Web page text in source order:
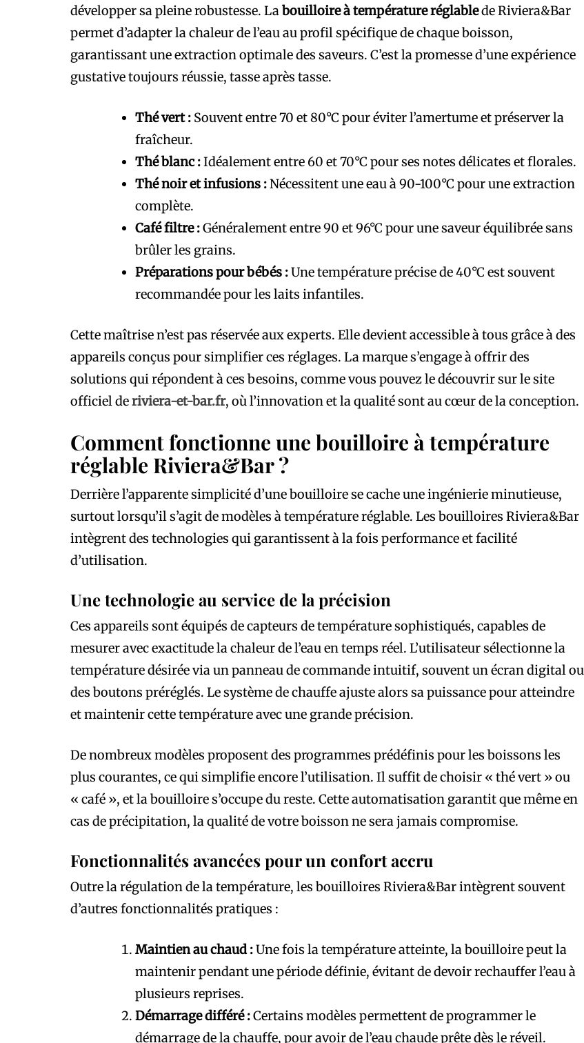
développer sa pleine robustesse. La bouilloire à température réglablede Riviera&Bar
permet d’adapter la chaleur de l’eau au profil spécifique de chaque boisson,
garantissant une extraction optimale des saveurs. C’est la promesse d’une expérience
gustative toujours réussie, tasse après tasse.
Thé vert : Souvent entre 70 et 80°C pour éviter l’amertume et préserver la
fraîcheur.
Thé blanc :Idéalement entre 60 et 70°C pour ses notes délicates et florales.
Thé noir et infusions :Nécessitent une eau à 90-100°C pour une extraction
complète.
Café filtre :Généralement entre 90 et 96°C pour une saveur équilibrée sans
brûler les grains.
Préparations pour bébés :Une température précise de 40°C est souvent
recommandée pour les laits infantiles.
Cette maîtrise n’est pas réservée aux experts. Elle devient accessible à tous grâce à des
appareils conçus pour simplifier ces réglages. La marque s’engage à offrir des
solutions qui répondent à ces besoins, comme vous pouvez le découvrir sur le site
officiel deriviera-et-bar.fr, où l’innovation et la qualité sont au cœur de la conception.
Comment fonctionne une bouilloire à température
réglable Riviera&Bar ?
Derrière l’apparente simplicité d’une bouilloire se cache une ingénierie minutieuse,
surtout lorsqu’il s’agit de modèles à température réglable. Les bouilloires Riviera&Bar
intègrent des technologies qui garantissent à la fois performance et facilité
d’utilisation.
Une technologie au service de la précision
Ces appareils sont équipés de capteurs de température sophistiqués, capables de
mesurer avec exactitude la chaleur de l’eau en temps réel. L’utilisateur sélectionne la
température désirée via un panneau de commande intuitif, souvent un écran digital ou
des boutons préréglés. Le système de chauffe ajuste alors sa puissance pour atteindre
et maintenir cette température avec une grande précision.
De nombreux modèles proposent des programmes prédéfinis pour les boissons les
plus courantes, ce qui simplifie encore l’utilisation. Il suffit de choisir « thé vert » ou
« café », et la bouilloire s’occupe du reste. Cette automatisation garantit que même en
cas de précipitation, la qualité de votre boisson ne sera jamais compromise.
Fonctionnalités avancées pour un confort accru
Outre la régulation de la température, les bouilloires Riviera&Bar intègrent souvent
d’autres fonctionnalités pratiques :
Maintien au chaud :Une fois la température atteinte, la bouilloire peut la
maintenir pendant une période définie, évitant de devoir rechauffer l’eau à
plusieurs reprises.
Démarrage différé :Certains modèles permettent de programmer le
démarrage de la chauffe, pour avoir de l’eau chaude prête dès le réveil.